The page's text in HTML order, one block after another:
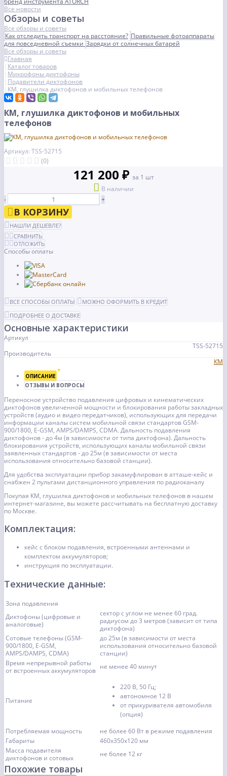
Все новости
Обзоры и советы
Все обзоры и советы
Как отследить транспорт на расстояние? Правильные фотоаппараты
для повседневной съемкиЗарядки от солнечных батарей
Все обзоры и советы
Главная
Каталог товаров
Микрофоны диктофоны
Подавители диктофонов
КМ, глушилка диктофонов и мобильных телефонов
КМ, глушилка диктофонов и мобильных
телефонов
Артикул: TSS-52715
(0)
121 200 ₽ за 1 шт
В наличии
-
+
В КОРЗИНУ
НАШЛИ ДЕШЕВЛЕ?
СРАВНИТЬ
ОТЛОЖИТЬ
Способы оплаты
ВСЕ СПОСОБЫ ОПЛАТЫ
МОЖНО ОФОРМИТЬ В КРЕДИТ
ПОДРОБНЕЕ О ДОСТАВКЕ
Основные характеристики
Артикул
TSS-52715
Производитель
КМ
ОПИСАНИЕ
ОТЗЫВЫ И ВОПРОСЫ
Переносное устройство подавления цифровых и кинематических
диктофонов увеличенной мощности и блокирования работы закладных
устройств (аудио и видео передатчиков), использующих для передачи
информации каналы систем мобильной связи стандартов GSM-
900/1800, E-GSM, AMPS/DAMPS, CDMA. Дальность подавления
диктофонов - до 4м (в зависимости от типа диктофона). Дальность
блокирования устройств, использующих каналы мобильной связи
заявленных стандартов - до 25м (в зависимости от места
использования относительно базовой станции).
Для удобства эксплуатации прибор закамуфлирован в атташе-кейс и
снабжен 2 пультами дистанционного управления по радиоканалу
Покупая КМ, глушилка диктофонов и мобильных телефонов в нашем
интернет-магазине, вы можете рассчитывать на бесплатную доставку
по Москве.
Комплектация:
кейс с блоком подавления, встроенными антеннами и
комплектом аккумуляторов;
инструкция по эксплуатации.
Технические данные:
Зона подавления
Диктофоны (цифровые и
аналоговые)
сектор с углом не менее 60 град.
радиусом до 3 метров (зависит от типа
диктофона)
Сотовые телефоны (GSM-
900/1800, E-GSM,
AMPS/DAMPS, CDMA)
до 25м (в зависимости от места
использования относительно базовой
станции)
Время непрерывной работы
от встроенных аккумуляторов не менее 40 минут
Питание
220 В, 50 Гц;
автономное 12 В
от прикуривателя автомобиля
(опция)
Потребляемая мощность
не более 60 Вт в режиме подавления
Габариты
460х350х120 мм
Масса подавителя
диктофонов и сотовых
не более 12 кг
Похожие товары